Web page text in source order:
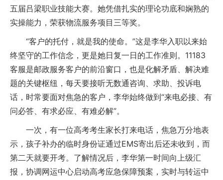
五届吕梁职业技能大赛。她凭借扎实的理论功底和娴熟的
实操能力，荣获物流服务项目三等奖。
“客户的托付，就是我的使命。”这是李华入职以来始
终坚守的工作信念，更是她日复一日的工作准则。11183
客服是邮政服务客户的前沿窗口，也是化解矛盾、解决难
题的关键枢纽，每天要接听无数通咨询、求助、投诉电
话，时常要面对焦急的客户，李华始终做到“来电必接、有
问必答、有求必应、有难必解”。
一次，有一位高考考生家长打来电话，焦急万分地表
示，孩子补办的临时身份证通过EMS寄出后还未收到，而
第二天就要开考。了解情况后，李华第一时间向上级汇
报，协调网运中心启动高考应急保障预案，实时与转运中